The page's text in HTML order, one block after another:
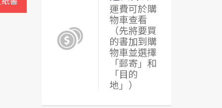
運費可於購
物車查看
（先將要買
的書加到購
物車並選擇
「郵寄」和
「目的
地」）